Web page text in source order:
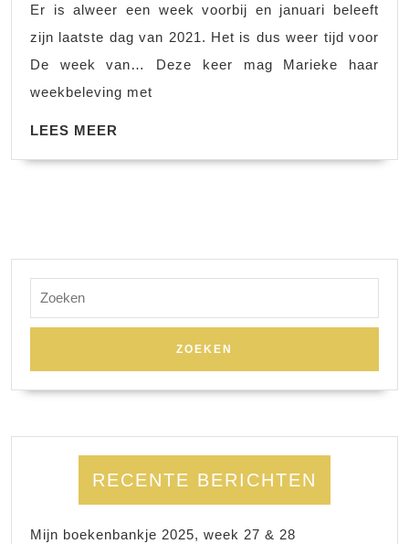
Er is alweer een week voorbij en januari beleeft
zijn laatste dag van 2021. Het is dus weer tijd voor
De week van… Deze keer mag Marieke haar
weekbeleving met
LEES MEER
naar:
RECENTE BERICHTEN
Mijn boekenbankje 2025, week 27 & 28